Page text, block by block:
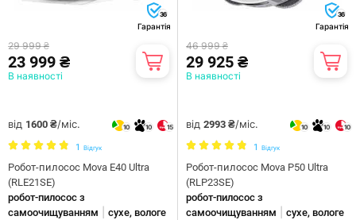
36
Гарантія
29 999 ₴
23 999 ₴
В наявності
від 1600 ₴/міс. 10 10 15
1 Відгук
Робот-пилосос Mova E40 Ultra
(RLE21SE)
робот-пилосос з
самоочищуванням
сухе, вологе
36
Гарантія
46 999 ₴
29 925 ₴
В наявності
від 2993 ₴/міс. 10 10 10
1 Відгук
Робот-пилосос Mova P50 Ultra
(RLP23SE)
робот-пилосос з
самоочищуванням
сухе, вологе